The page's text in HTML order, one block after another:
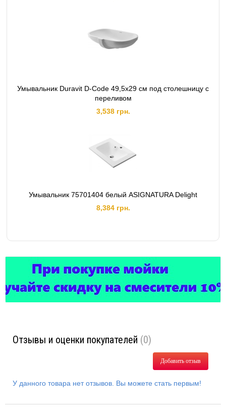
Умывальник Duravit D-Code 49,5х29 см под столешницу с
переливом
3,538 грн.
Умывальник 75701404 белый ASIGNATURA Delight
8,384 грн.
Отзывы и оценки покупателей (0)
Добавить отзыв
У данного товара нет отзывов. Вы можете стать первым!